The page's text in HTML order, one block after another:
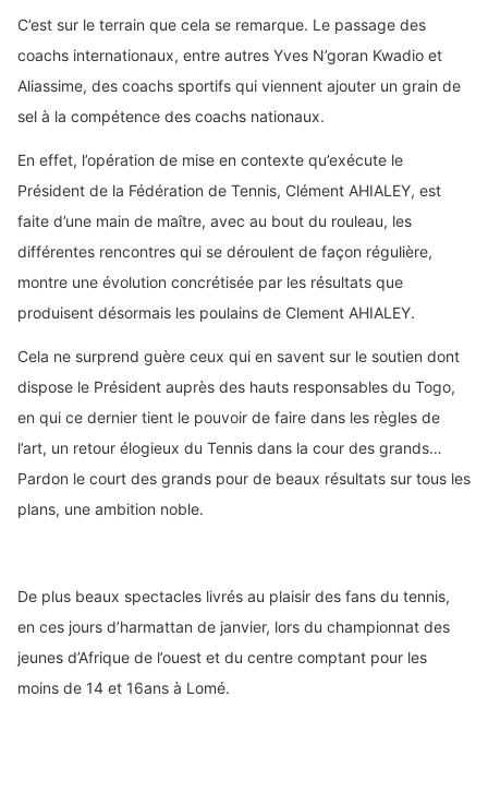
C’est sur le terrain que cela se remarque. Le passage des
coachs internationaux, entre autres Yves N’goran Kwadio et
Aliassime, des coachs sportifs qui viennent ajouter un grain de
sel à la compétence des coachs nationaux.
En effet, l’opération de mise en contexte qu’exécute le
Président de la Fédération de Tennis, Clément AHIALEY, est
faite d’une main de maître, avec au bout du rouleau, les
différentes rencontres qui se déroulent de façon régulière,
montre une évolution concrétisée par les résultats que
produisent désormais les poulains de Clement AHIALEY.
Cela ne surprend guère ceux qui en savent sur le soutien dont
dispose le Président auprès des hauts responsables du Togo,
en qui ce dernier tient le pouvoir de faire dans les règles de
l’art, un retour élogieux du Tennis dans la cour des grands…
Pardon le court des grands pour de beaux résultats sur tous les
plans, une ambition noble.
De plus beaux spectacles livrés au plaisir des fans du tennis,
en ces jours d’harmattan de janvier, lors du championnat des
jeunes d’Afrique de l’ouest et du centre comptant pour les
moins de 14 et 16ans à Lomé.